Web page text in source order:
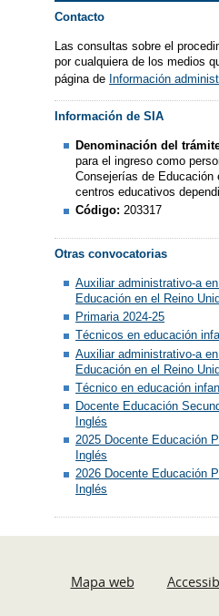
Contacto
Las consultas sobre el
por cualquiera de los medios
página de Información
Información de SIA
Denominación del
para el ingreso como
Consejerías de Educación
centros educativos
Código:203317
Otras convocatorias
Auxiliar administrativo-a
Educación en el Reino
Primaria 2024-25
Técnicos en educación
Auxiliar administrativo-a
Educación en el Reino
Técnico en educación
Docente Educación
Inglés
2025 Docente Educación
Inglés
2026 Docente Educación
Inglés
Mapa web